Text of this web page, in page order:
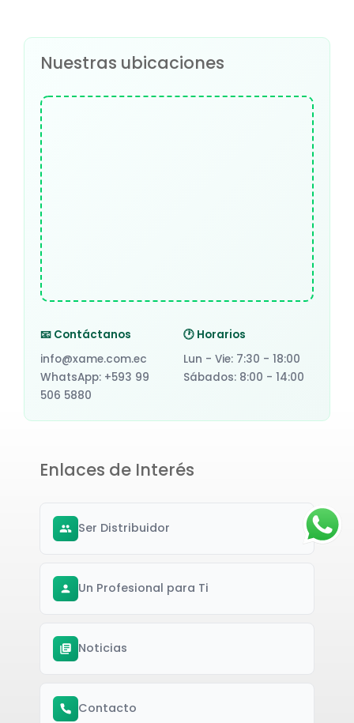
Nuestras ubicaciones
📧 Contáctanos
info@xame.com.ec
WhatsApp: +593 99
506 5880
🕐 Horarios
Lun - Vie: 7:30 - 18:00
Sábados: 8:00 - 14:00
Enlaces de Interés
Ser Distribuidor
Un Profesional para Ti
Noticias
Contacto